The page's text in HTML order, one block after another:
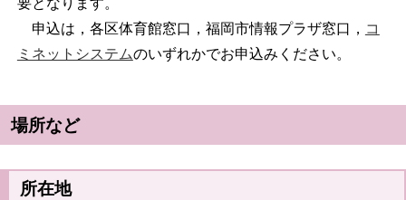
申込は，各区体育館窓口，福岡市情報プラザ窓口， コ
ミネットシステムのいずれかでお申込みください。
場所など
所在地